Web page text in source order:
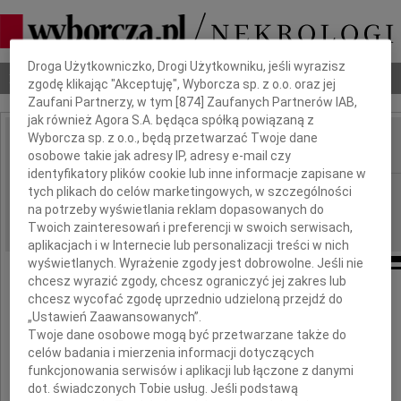
Nekrologi Odeszli Poradnik pogrzebowy
IMIĘ I NAZWISKO:
REGION: Radom
DATA EMISJI: 10.08.2013
Joannie Jełowickiej
Dbamy o Twoją prywatność
Droga Użytkowniczko, Drogi Użytkowniku, jeśli wyrazisz
zgodę klikając "Akceptuję", Wyborcza sp. z o.o. oraz jej
Zaufani Partnerzy, w tym [874 ] Zaufanych Partnerów IAB,
jak również Agora S.A. będąca spółką powiązaną z
Wyborcza sp. z o.o., będą przetwarzać Twoje dane
osobowe takie jak adresy IP, adresy e-mail czy
identyfikatory plików cookie lub inne informacje zapisane w
tych plikach do celów marketingowych, w szczególności
na potrzeby wyświetlania reklam dopasowanych do
Twoich zainteresowań i preferencji w swoich serwisach,
aplikacjach i w Internecie lub personalizacji treści w nich
wyświetlanych. Wyrażenie zgody jest dobrowolne. Jeśli nie
chcesz wyrazić zgody, chcesz ograniczyć jej zakres lub
chcesz wycofać zgodę uprzednio udzieloną przejdź do
„Ustawień Zaawansowanych”.
Twoje dane osobowe mogą być przetwarzane także do
celów badania i mierzenia informacji dotyczących
funkcjonowania serwisów i aplikacji lub łączone z danymi
dot. świadczonych Tobie usług. Jeśli podstawą